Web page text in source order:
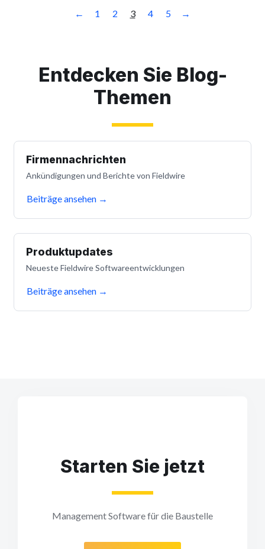
← 1 2 3 4 5 →
Entdecken Sie Blog-
Themen
Firmennachrichten
Ankündigungen und Berichte von Fieldwire
Beiträge ansehen →
Produktupdates
Neueste Fieldwire Softwareentwicklungen
Beiträge ansehen →
Starten Sie jetzt
Management Software für die Baustelle